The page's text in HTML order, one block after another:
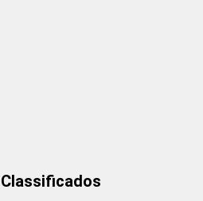
Classificados